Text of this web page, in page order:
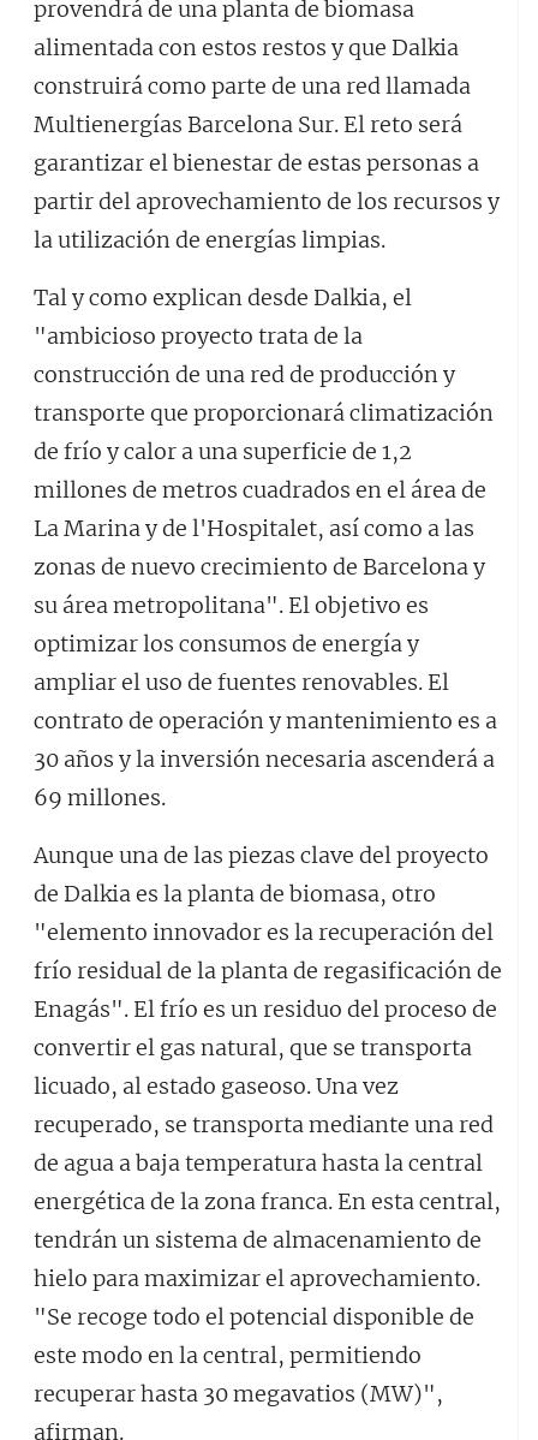
provendrá de una planta de biomasa
alimentada con estos restos y que Dalkia
construirá como parte de una red llamada
Multienergías Barcelona Sur. El reto será
garantizar el bienestar de estas personas a
partir del aprovechamiento de los recursos y
la utilización de energías limpias.
Tal y como explican desde Dalkia, el
"ambicioso proyecto trata de la
construcción de una red de producción y
transporte que proporcionará climatización
de frío y calor a una superficie de 1,2
millones de metros cuadrados en el área de
La Marina y de l'Hospitalet, así como a las
zonas de nuevo crecimiento de Barcelona y
su área metropolitana". El objetivo es
optimizar los consumos de energía y
ampliar el uso de fuentes renovables. El
contrato de operación y mantenimiento es a
30 años y la inversión necesaria ascenderá a
69 millones.
Aunque una de las piezas clave del proyecto
de Dalkia es la planta de biomasa, otro
"elemento innovador es la recuperación del
frío residual de la planta de regasificación de
Enagás". El frío es un residuo del proceso de
convertir el gas natural, que se transporta
licuado, al estado gaseoso. Una vez
recuperado, se transporta mediante una red
de agua a baja temperatura hasta la central
energética de la zona franca. En esta central,
tendrán un sistema de almacenamiento de
hielo para maximizar el aprovechamiento.
"Se recoge todo el potencial disponible de
este modo en la central, permitiendo
recuperar hasta 30 megavatios (MW)",
afirman.